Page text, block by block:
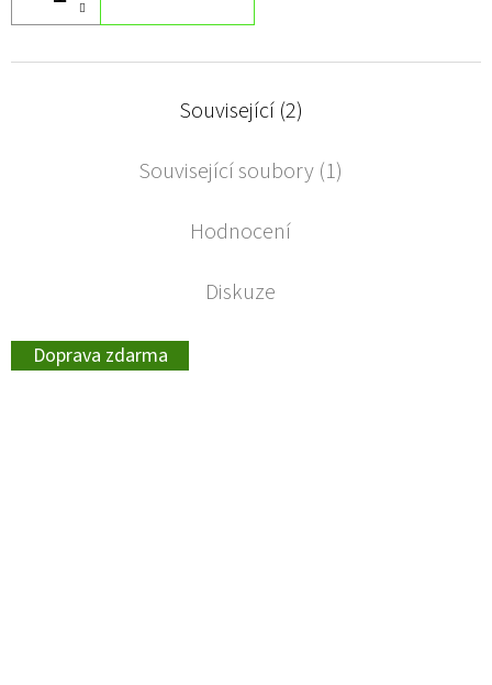
Související (2)
Související soubory (1)
Hodnocení
Diskuze
Doprava zdarma